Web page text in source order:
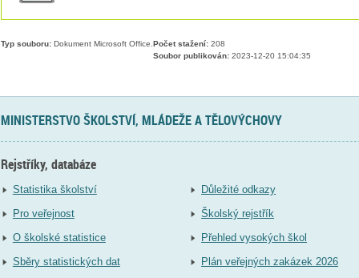
Typ souboru:Dokument Microsoft Office. Počet stažení:208
Soubor publikován:2023-12-20 15:04:35
MINISTERSTVO ŠKOLSTVÍ, MLÁDEŽE A TĚLOVÝCHOVY
Rejstříky, databáze
Statistika školství
Pro veřejnost
O školské statistice
Sběry statistických dat
Důležité odkazy
Školský rejstřík
Přehled vysokých škol
Plán veřejných zakázek 2026